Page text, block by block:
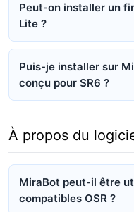
Peut-on installer un
Lite ?
Puis-je installer sur
conçu pour SR6 ?
À propos du
MiraBot peut-il être
compatibles OSR ?